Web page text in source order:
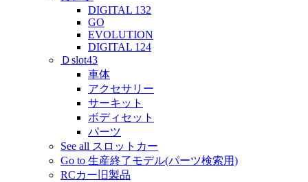
DIGITAL 132
GO
EVOLUTION
DIGITAL 124
Ｄslot43
車体
アクセサリー
サーキット
ボディセット
パーツ
See all スロットカー
Go to 生産終了モデル(パーツ検索用)
RCカー旧製品